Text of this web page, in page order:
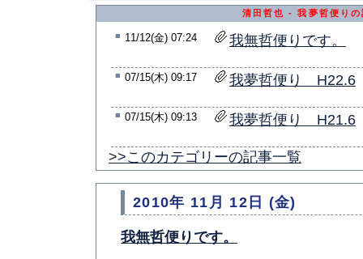
清田哲也 - 我夢哲便りの
■ 11/12(金) 07:24 我無哲便りです。
■ 07/15(木) 09:17 我夢哲便り H22.6
■ 07/15(木) 09:13 我夢哲便り H21.6
>>このカテゴリーの記事一覧
2010年 11月 12日 (金)
我無哲便りです。